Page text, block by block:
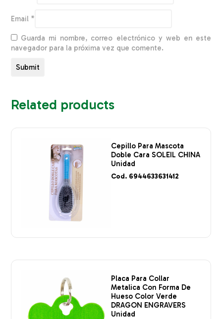
Email *
Guarda mi nombre, correo electrónico y web en este
navegador para la próxima vez que comente.
Related products
Cepillo Para Mascota
Doble Cara SOLEIL CHINA
Unidad
Cod. 6944633631412
Placa Para Collar
Metalica Con Forma De
Hueso Color Verde
DRAGON ENGRAVERS
Unidad